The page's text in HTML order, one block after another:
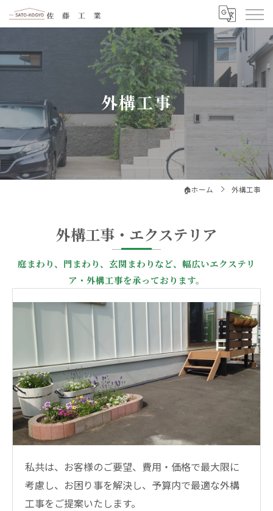
外構工事
🏠️ホーム 外構工事
外構工事・エクステリア
庭まわり、門まわり、玄関まわりなど、幅広いエクステリ
ア・外構工事を承っております。
私共は、お客様のご要望、費用・価格で最大限に
考慮し、お困り事を解決し、予算内で最適な外構
工事をご提案いたします。